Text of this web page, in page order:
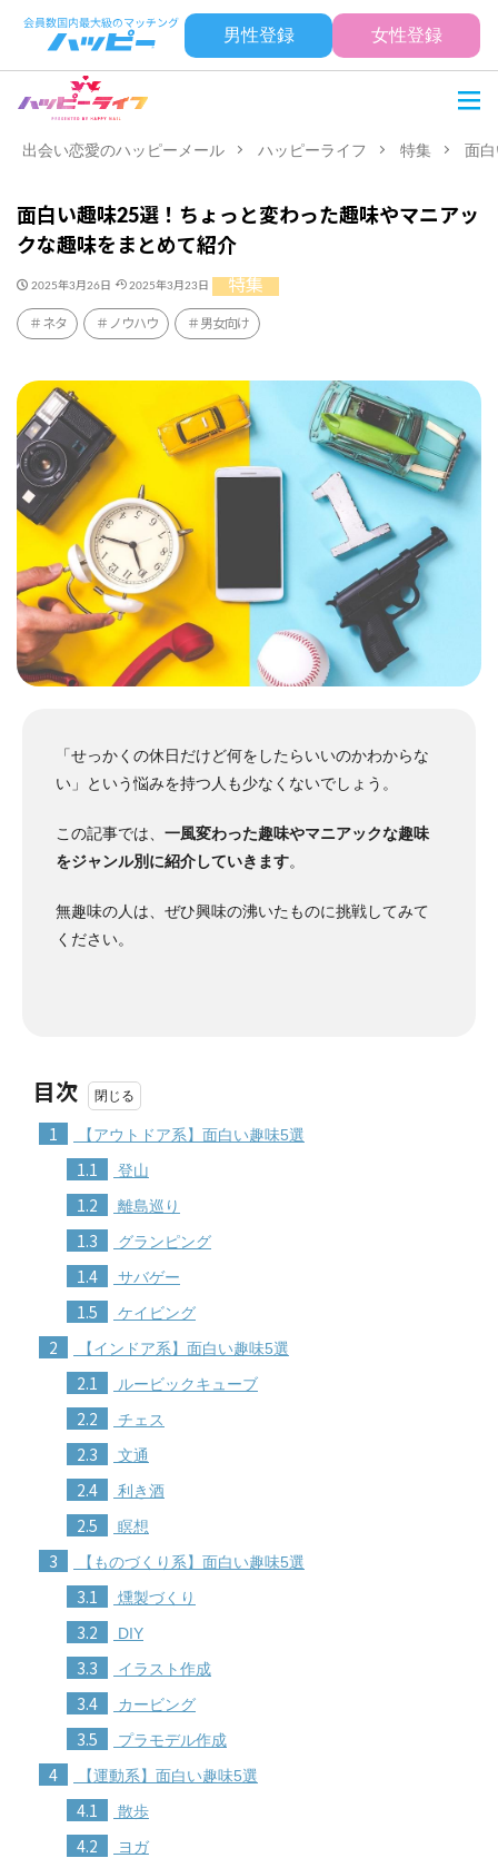
男性登録 女性登録
出会い恋愛のハッピーメール ハッピーライフ 特集 面
面白い趣味25選！ちょっと変わった趣味やマニアッ
クな趣味をまとめて紹介
2025年3月26日 2025年3月23日 特集
ネタ ノウハウ 男女向け
「せっかくの休日だけど何をしたらいいのかわからな
い」という悩みを持つ人も少なくないでしょう。
この記事では、 一風変わった趣味やマニアックな趣味
をジャンル別に紹介していきます。
無趣味の人は、ぜひ興味の沸いたものに挑戦してみて
ください。
目次
1 【アウトドア系】面白い趣味5選
1.1 登山
1.2 離島巡り
1.3 グランピング
1.4 サバゲー
1.5 ケイビング
2 【インドア系】面白い趣味5選
2.1 ルービックキューブ
2.2 チェス
2.3 文通
2.4 利き酒
2.5 瞑想
3 【ものづくり系】面白い趣味5選
3.1 燻製づくり
3.2 DIY
3.3 イラスト作成
3.4 カービング
3.5 プラモデル作成
4 【運動系】面白い趣味5選
4.1 散歩
4.2 ヨガ